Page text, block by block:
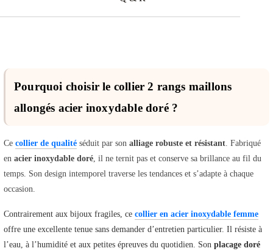
Pourquoi choisir le collier 2 rangs maillons
allongés acier inoxydable doré ?
Ce collier de qualité séduit par son alliage robuste et résistant. Fabriqué
en acier inoxydable doré, il ne ternit pas et conserve sa brillance au fil du
temps. Son design intemporel traverse les tendances et s’adapte à chaque
occasion.
Contrairement aux bijoux fragiles, ce collier en acier inoxydable femme
offre une excellente tenue sans demander d’entretien particulier. Il résiste à
l’eau, à l’humidité et aux petites épreuves du quotidien. Son placage doré